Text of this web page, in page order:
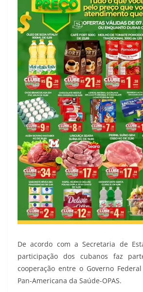
De acordo com a Secretaria de
participação dos cubanos faz
cooperação entre o Governo
Pan-Americana da Saúde-OPAS.